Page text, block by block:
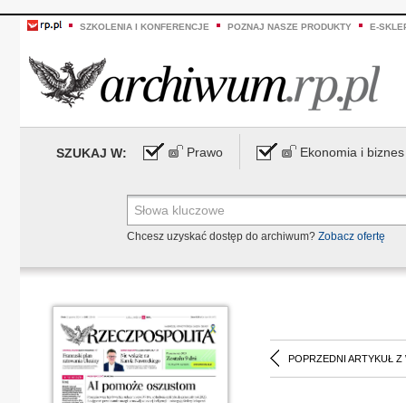
SZKOLENIA I KONFERENCJE POZNAJ NASZE PRODUKTY E-
SZUKAJ W: Prawo Ekonomia i biznes
Chcesz uzyskać dostęp do archiwum? Zobacz ofertę
POPRZEDNI ARTYKUŁ Z